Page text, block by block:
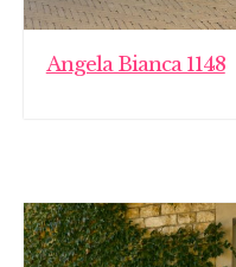
Angela Bianca 1148